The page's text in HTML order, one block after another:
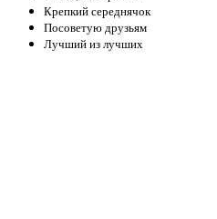
Крепкий середнячок
Посоветую друзьям
Лучший из лучших